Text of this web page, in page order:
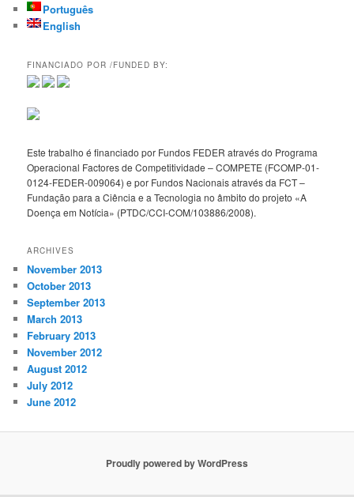
Português
English
FINANCIADO POR /FUNDED BY:
Este trabalho é financiado por Fundos FEDER através do Programa
Operacional Factores de Competitividade – COMPETE (FCOMP-01-
0124-FEDER-009064) e por Fundos Nacionais através da FCT –
Fundação para a Ciência e a Tecnologia no âmbito do projeto «A
Doença em Notícia» (PTDC/CCI-COM/103886/2008).
ARCHIVES
November 2013
October 2013
September 2013
March 2013
February 2013
November 2012
August 2012
July 2012
June 2012
Proudly powered by WordPress